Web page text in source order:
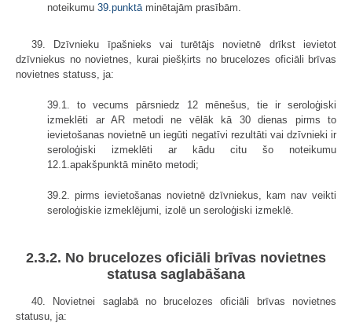
noteikumu 39.punktāminētajām prasībām.
39. Dzīvnieku īpašnieks vai turētājs novietnē drīkst ievietot
dzīvniekus no novietnes, kurai piešķirts no brucelozes oficiāli brīvas
novietnes statuss, ja:
39.1. to vecums pārsniedz 12 mēnešus, tie ir seroloģiski
izmeklēti ar AR metodi ne vēlāk kā 30 dienas pirms to
ievietošanas novietnē un iegūti negatīvi rezultāti vai dzīvnieki ir
seroloģiski izmeklēti ar kādu citu šo noteikumu
12.1.apakšpunktā minēto metodi;
39.2. pirms ievietošanas novietnē dzīvniekus, kam nav veikti
seroloģiskie izmeklējumi, izolē un seroloģiski izmeklē.
2.3.2. No brucelozes oficiāli brīvas novietnes
statusa saglabāšana
40. Novietnei saglabā no brucelozes oficiāli brīvas novietnes
statusu, ja: